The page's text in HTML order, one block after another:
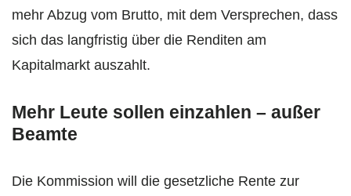
mehr Abzug vom Brutto, mit dem Versprechen, dass
sich das langfristig über die Renditen am
Kapitalmarkt auszahlt.
Mehr Leute sollen einzahlen – außer
Beamte
Die Kommission will die gesetzliche Rente zur